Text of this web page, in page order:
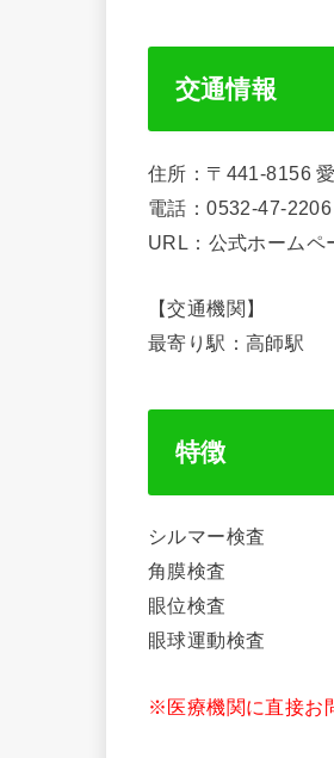
交通情報
住所：〒441-8156
電話：0532-47-2206
URL：公式ホームペ
【交通機関】
最寄り駅：高師駅
特徴
シルマー検査
角膜検査
眼位検査
眼球運動検査
※医療機関に直接お